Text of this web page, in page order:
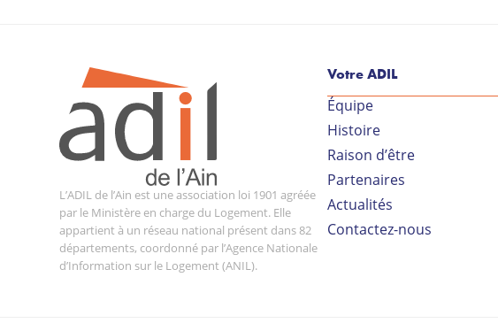
L’ADIL de l’Ain est une association loi 1901 agréée
par le Ministère en charge du Logement. Elle
appartient à un réseau national présent dans 82
départements, coordonné par l’Agence Nationale
d’Information sur le Logement (ANIL).
Votre ADIL
Équipe
Histoire
Raison d’être
Partenaires
Actualités
Contactez-nous